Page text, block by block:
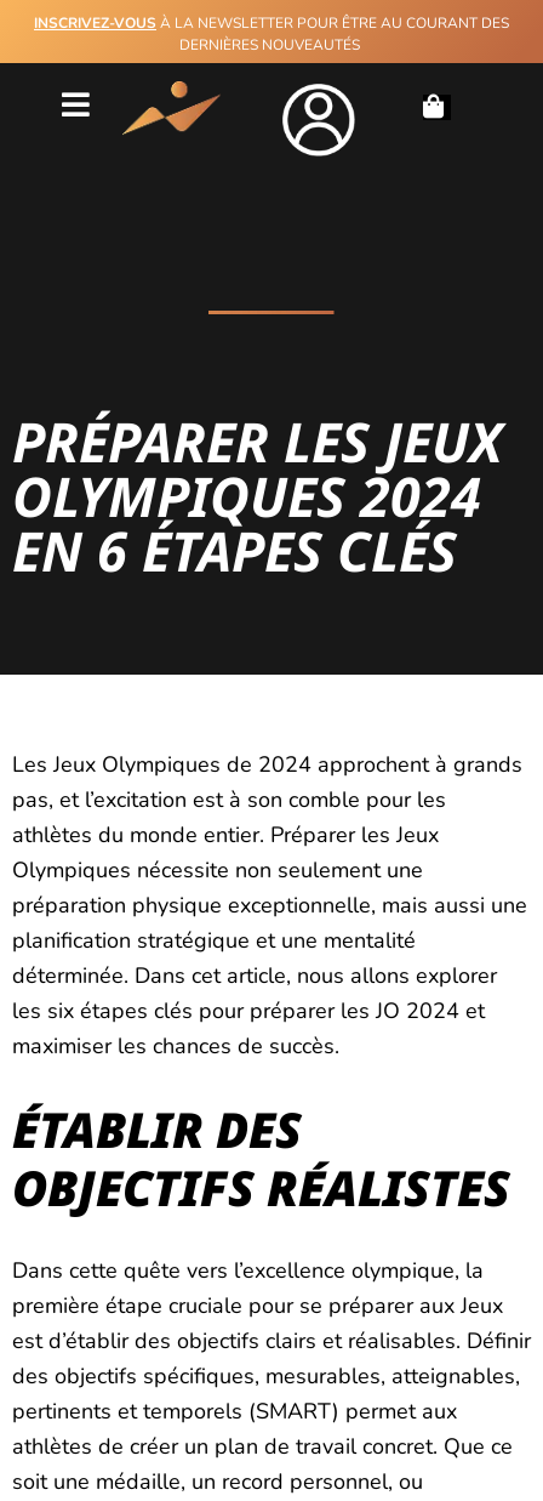
INSCRIVEZ-VOUS À LA NEWSLETTER POUR ÊTRE AU COURANT DES
DERNIÈRES NOUVEAUTÉS
PRÉPARER LES JEUX
OLYMPIQUES 2024
EN 6 ÉTAPES CLÉS
Les Jeux Olympiques de 2024 approchent à grands
pas, et l’excitation est à son comble pour les
athlètes du monde entier. Préparer les Jeux
Olympiques nécessite non seulement une
préparation physique exceptionnelle, mais aussi une
planification stratégique et une mentalité
déterminée. Dans cet article, nous allons explorer
les six étapes clés pour préparer les JO 2024 et
maximiser les chances de succès.
ÉTABLIR DES
OBJECTIFS RÉALISTES
Dans cette quête vers l’excellence olympique, la
première étape cruciale pour se préparer aux Jeux
est d’établir des objectifs clairs et réalisables. Définir
des objectifs spécifiques, mesurables, atteignables,
pertinents et temporels (SMART) permet aux
athlètes de créer un plan de travail concret. Que ce
soit une médaille, un record personnel, ou